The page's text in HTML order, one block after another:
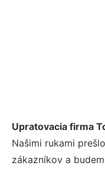
Upratovacia firma
Našimi rukami
zákazníkov a